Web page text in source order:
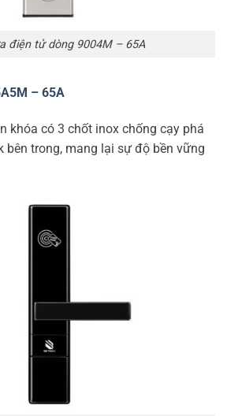
điện tử dòng 9004M – 65A
– 65A
khóa có 3 chốt inox chống cạy phá
bên trong, mang lại sự độ bền vững